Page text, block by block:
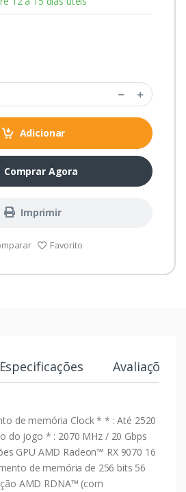
Adicionar
Comprar Agora
Imprimir
Favorito
Especificações Avaliações
de memória Clock * * : Até 2520
do jogo * : 2070 MHz / 20 Gbps
GPU AMD Radeon™ RX 9070 16
de memória de 256 bits 56
AMD RDNA™ (com